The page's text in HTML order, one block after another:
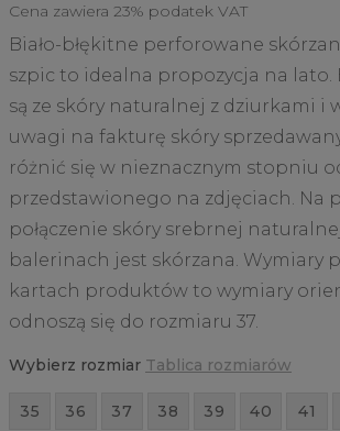
Cena zawiera 23% podatek VAT
Biało-błękitne perforowane
szpic to idealna propozycja na lato.
są ze skóry naturalnej z dziurkami i
uwagi na fakturę skóry
różnić się w nieznacznym stopniu
przedstawionego na zdjęciach. Na
połączenie skóry srebrnej
balerinach jest skórzana. Wymiary
kartach produktów to wymiary
odnoszą się do rozmiaru 37.
Wybierz rozmiar Tablica rozmiarów
35 36 37 38 39 40 41